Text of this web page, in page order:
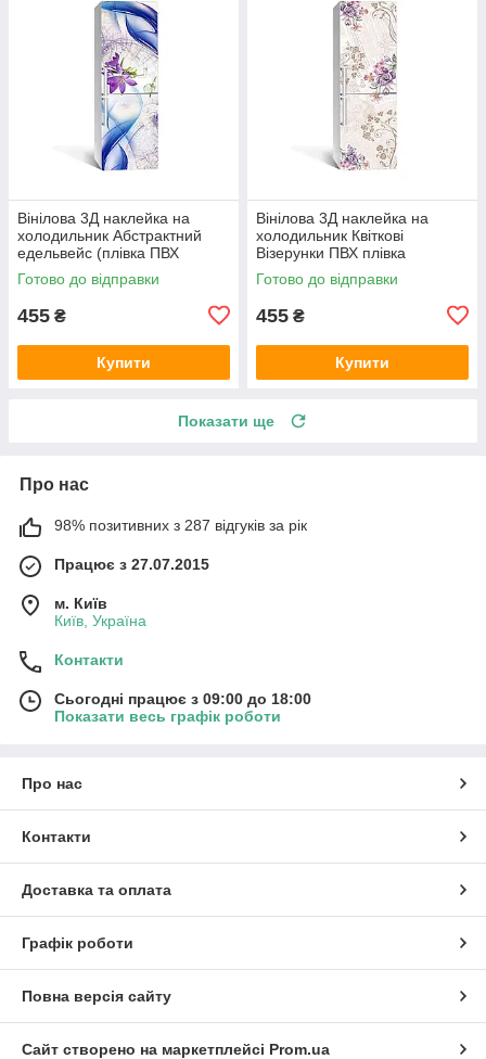
Вінілова 3Д наклейка на
холодильник Абстрактний
едельвейс (плівка ПВХ
фотодрук) 600х1800 мм
Абстракція Синій
Готово до відправки
455 ₴
Купити
Вінілова 3Д наклейка на
холодильник Квіткові
Візерунки ПВХ плівка
самоклеюча Абстракція
Бежевий 600х1800 мм
Готово до відправки
455 ₴
Купити
Показати ще
Про нас
98% позитивних з 287 відгуків за рік
Працює з 27.07.2015
м. Київ
Київ, Україна
Контакти
Сьогодні працює з 09:00 до 18:00
Показати весь графік роботи
Про нас
Контакти
Доставка та оплата
Графік роботи
Повна версія сайту
Сайт створено на маркетплейсі Prom.ua